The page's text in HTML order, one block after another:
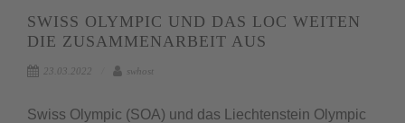
SWISS OLYMPIC UND DAS LOC WEITEN
DIE ZUSAMMENARBEIT AUS
23.03.2022 swhost
Swiss Olympic (SOA) und das Liechtenstein Olympic